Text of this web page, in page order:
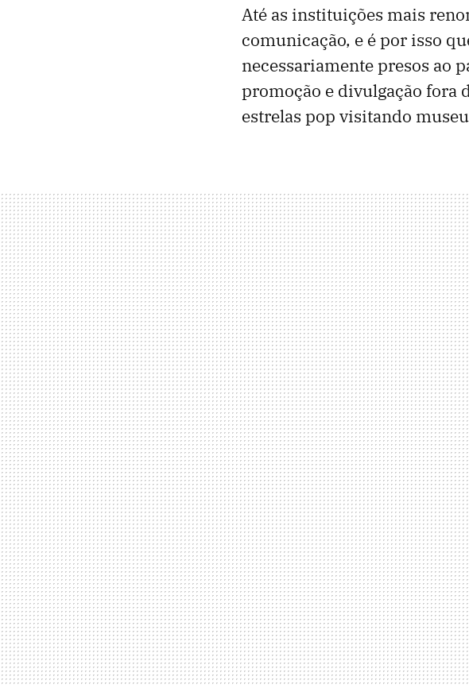
Até as instituições mais
comunicação, e é por isso
necessariamente presos ao
promoção e divulgação fora
estrelas pop visitando